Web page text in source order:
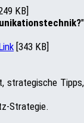
KB]
"
[343 KB]
strategische Tipps,
Strategie.